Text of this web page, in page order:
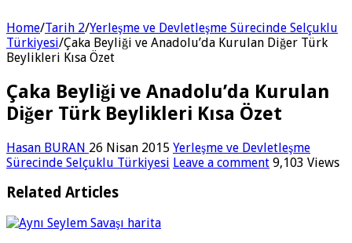
Home/Tarih 2/Yerleşme ve Devletleşme Sürecinde Selçuklu
Türkiyesi/Çaka Beyliği ve Anadolu’da Kurulan Diğer Türk
Beylikleri Kısa Özet
Çaka Beyliği ve Anadolu’da Kurulan
Diğer Türk Beylikleri Kısa Özet
Hasan BURAN 26 Nisan 2015 Yerleşme ve Devletleşme
Sürecinde Selçuklu Türkiyesi Leave a comment 9,103 Views
Related Articles